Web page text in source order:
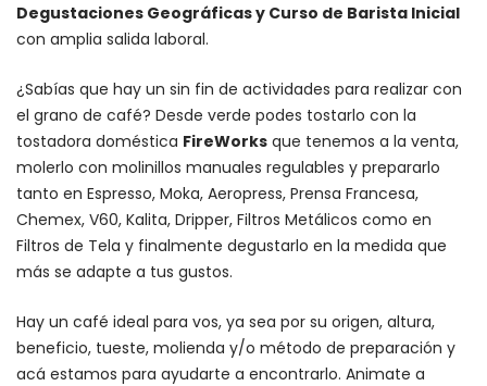
Degustaciones Geográficas y Curso de Barista Inicial
con amplia salida laboral.
¿Sabías que hay un sin fin de actividades para realizar con
el grano de café? Desde verde podes tostarlo con la
tostadora doméstica FireWorks que tenemos a la venta,
molerlo con molinillos manuales regulables y prepararlo
tanto en Espresso, Moka, Aeropress, Prensa Francesa,
Chemex, V60, Kalita, Dripper, Filtros Metálicos como en
Filtros de Tela y finalmente degustarlo en la medida que
más se adapte a tus gustos.
Hay un café ideal para vos, ya sea por su origen, altura,
beneficio, tueste, molienda y/o método de preparación y
acá estamos para ayudarte a encontrarlo. Animate a